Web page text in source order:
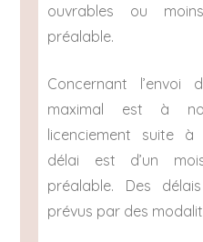
ouvrables ou
préalable.
Concernant
maximal est à
licenciement suite à
délai est d’un
préalable. Des
prévus par des